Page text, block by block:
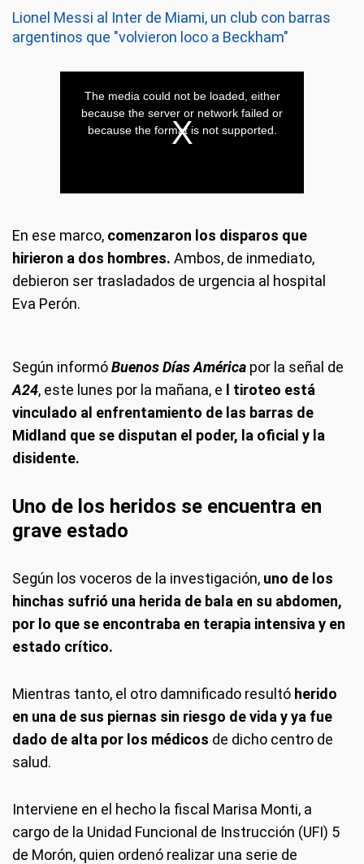
Lionel Messi al Inter de Miami, un club con barras
argentinos que "volvieron loco a Beckham"
En ese marco, comenzaron los disparos que
hirieron a dos hombres. Ambos, de inmediato,
debieron ser trasladados de urgencia al hospital
Eva Perón.
Según informóBuenos Días América por la señal de
A24, este lunes por la mañana, e l tiroteo está
vinculado al enfrentamiento de las barras de
Midland que se disputan el poder, la oficial y la
disidente.
Uno de los heridos se encuentra en
grave estado
Según los voceros de la investigación, uno de los
hinchas sufrió una herida de bala en su abdomen,
por lo que se encontraba en terapia intensiva y en
estado crítico.
Mientras tanto, el otro damnificado resultó herido
en una de sus piernas sin riesgo de vida y ya fue
dado de alta por los médicos de dicho centro de
salud.
Interviene en el hecho la fiscal Marisa Monti, a
cargo de la Unidad Funcional de Instrucción (UFI) 5
de Morón, quien ordenó realizar una serie de